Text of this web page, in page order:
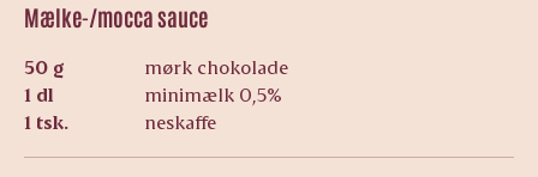
Mælke-/mocca sauce
50 g
mørk chokolade
1 dl
minimælk 0,5%
1 tsk.
neskaffe